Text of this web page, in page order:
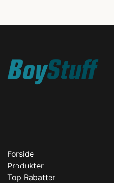
Forside
Produkter
Top Rabatter